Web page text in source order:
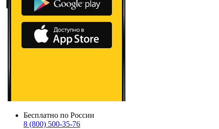
Бесплатно по России
8 (800) 500-35-76